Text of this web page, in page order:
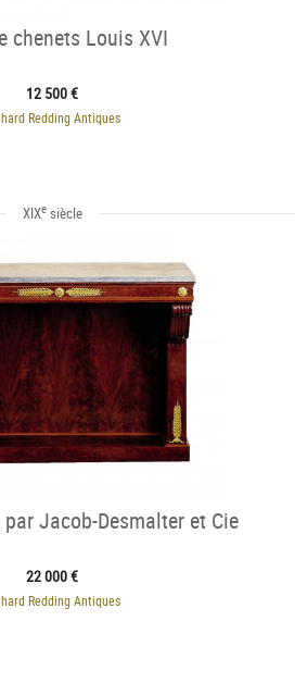
chenets Louis XVI
12 500 €
Redding Antiques
XIXesiècle
Jacob-Desmalter et Cie
22 000 €
Redding Antiques